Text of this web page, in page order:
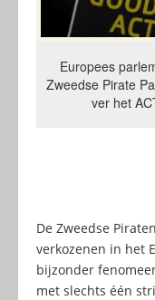
Europees
Zweedse Pirate
ver het
De Zweedse
verkozenen in het
bijzonder
met slechts één